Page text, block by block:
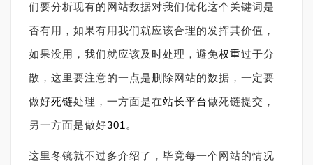
们要分析现有的网站数据对我们优化这个关键词是
否有用，如果有用我们就应该合理的发挥其价值，
如果没用，我们就应该及时处理，避免权重过于分
散，这里要注意的一点是删除网站的数据，一定要
做好死链处理，一方面是在站长平台做死链提交，
另一方面是做好301 。
这里冬镜就不过多介绍了，毕竟每一个网站的情况